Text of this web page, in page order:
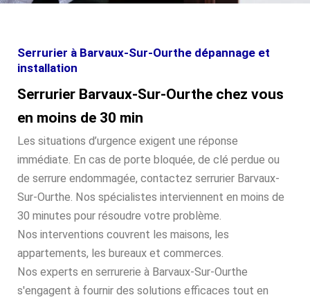
Serrurier à Barvaux-Sur-Ourthe dépannage et
installation
Serrurier Barvaux-Sur-Ourthe chez vous
en moins de 30 min
Les situations d’urgence exigent une réponse
immédiate. En cas de porte bloquée, de clé perdue ou
de serrure endommagée, contactez serrurier Barvaux-
Sur-Ourthe. Nos spécialistes interviennent en moins de
30 minutes pour résoudre votre problème.
Nos interventions couvrent les maisons, les
appartements, les bureaux et commerces.
Nos experts en serrurerie à Barvaux-Sur-Ourthe
s'engagent à fournir des solutions efficaces tout en